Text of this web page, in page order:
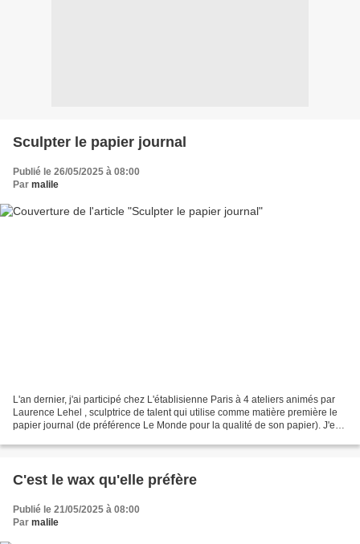
Sculpter le papier journal
Publié le 26/05/2025 à 08:00
Par malile
L'an dernier, j'ai participé chez L'établisienne Paris à 4 ateliers animés par
Laurence Lehel , sculptrice de talent qui utilise comme matière première le
papier journal (de préférence Le Monde pour la qualité de son papier). J'en
C'est le wax qu'elle préfère
Publié le 21/05/2025 à 08:00
Par malile